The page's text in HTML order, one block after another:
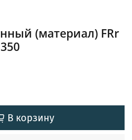
(материал) FRr
В корзину